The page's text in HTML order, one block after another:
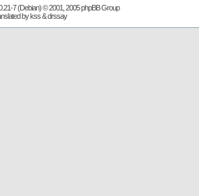
7 (Debian) © 2001, 2005 phpBB Group
by kss & drssay